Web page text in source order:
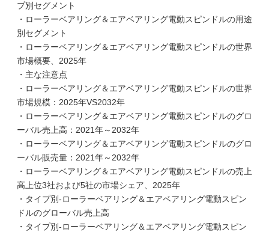
プ別セグメント
・ローラーベアリング＆エアベアリング電動スピンドルの用途
別セグメント
・ローラーベアリング＆エアベアリング電動スピンドルの世界
市場概要、2025年
・主な注意点
・ローラーベアリング＆エアベアリング電動スピンドルの世界
市場規模：2025年VS2032年
・ローラーベアリング＆エアベアリング電動スピンドルのグロ
ーバル売上高：2021年～2032年
・ローラーベアリング＆エアベアリング電動スピンドルのグロ
ーバル販売量：2021年～2032年
・ローラーベアリング＆エアベアリング電動スピンドルの売上
高上位3社および5社の市場シェア、2025年
・タイプ別-ローラーベアリング＆エアベアリング電動スピン
ドルのグローバル売上高
・タイプ別-ローラーベアリング＆エアベアリング電動スピン